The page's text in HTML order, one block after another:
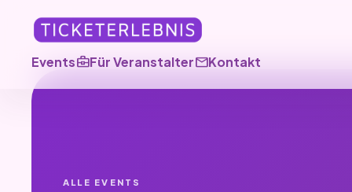
Eventsbusiness_centerFür VeranstaltermailKontakt
ALLE EVENTS